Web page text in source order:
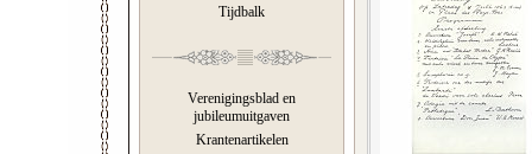
Tijdbalk
Verenigingsblad en
jubileumuitgaven
Krantenartikelen